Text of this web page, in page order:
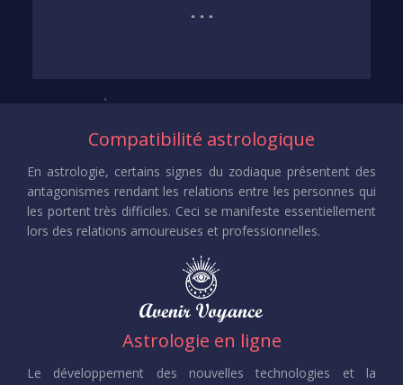
Compatibilité astrologique
En astrologie, certains signes du zodiaque présentent des
antagonismes rendant les relations entre les personnes qui
les portent très difficiles. Ceci se manifeste essentiellement
lors des relations amoureuses et professionnelles.
Astrologie en ligne
Le développement des nouvelles technologies et la